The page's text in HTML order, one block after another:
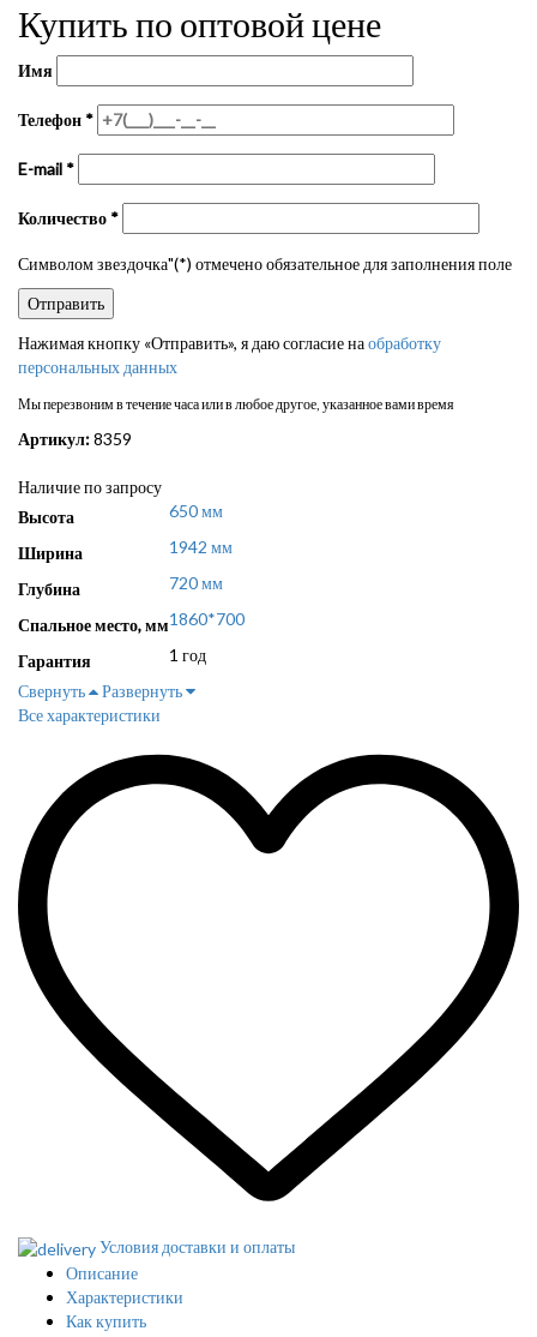
Купить по оптовой цене
Имя
Телефон *
E-mail *
Количество *
Символом звездочка"(*) отмечено обязательное для заполнения поле
Нажимая кнопку «Отправить», я даю согласие наобработку
персональных данных
Мы перезвоним в течение часа или в любое другое, указанное вами время
Артикул:8359
Наличие по запросу
Высота
650 мм
Ширина 1942 мм
Глубина 720 мм
Спальное место, мм1860*700
Гарантия
1 год
Свернуть
Развернуть
Все характеристики
Условия доставки и оплаты
Описание
Характеристики
Как купить